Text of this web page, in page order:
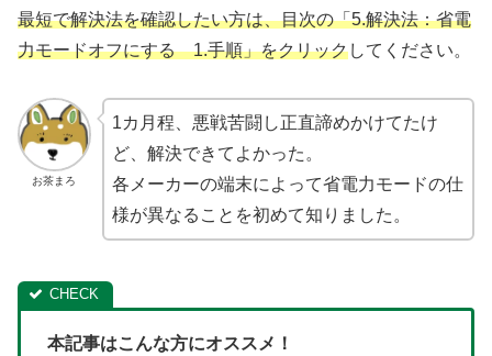
最短で解決法を確認したい方は、目次の「5.解決法：省電
力モードオフにする 1.手順」をクリックしてください。
お茶まろ
1カ月程、悪戦苦闘し正直諦めかけてたけ
ど、解決できてよかった。
各メーカーの端末によって省電力モードの仕
様が異なることを初めて知りました。
本記事はこんな方にオススメ！